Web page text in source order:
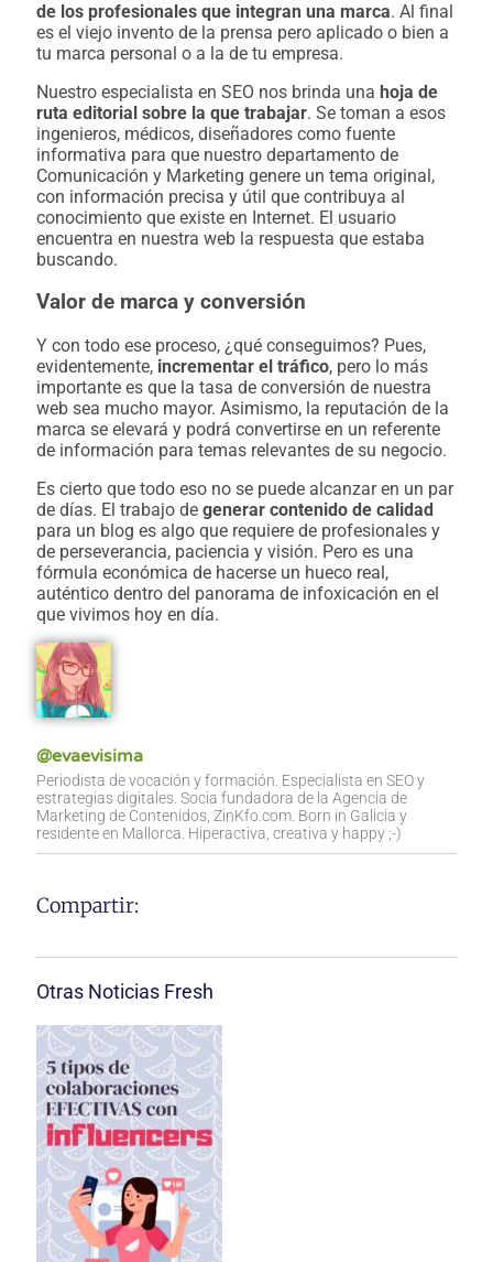
de los profesionales que integran una marca. Al final
es el viejo invento de la prensa pero aplicado o bien a
tu marca personal o a la de tu empresa.
Nuestro especialista en SEO nos brinda una hoja de
ruta editorial sobre la que trabajar. Se toman a esos
ingenieros, médicos, diseñadores como fuente
informativa para que nuestro departamento de
Comunicación y Marketing genere un tema original,
con información precisa y útil que contribuya al
conocimiento que existe en Internet. El usuario
encuentra en nuestra web la respuesta que estaba
buscando.
Valor de marca y conversión
Y con todo ese proceso, ¿qué conseguimos? Pues,
evidentemente, incrementar el tráfico, pero lo más
importante es que la tasa de conversión de nuestra
web sea mucho mayor. Asimismo, la reputación de la
marca se elevará y podrá convertirse en un referente
de información para temas relevantes de su negocio.
Es cierto que todo eso no se puede alcanzar en un par
de días. El trabajo de generar contenido de calidad
para un blog es algo que requiere de profesionales y
de perseverancia, paciencia y visión. Pero es una
fórmula económica de hacerse un hueco real,
auténtico dentro del panorama de infoxicación en el
que vivimos hoy en día.
@evaevisima
Periodista de vocación y formación. Especialista en SEO y
estrategias digitales. Socia fundadora de la Agencia de
Marketing de Contenidos, ZinKfo.com. Born in Galicia y
residente en Mallorca. Hiperactiva, creativa y happy ;-)
Compartir:
Otras Noticias Fresh